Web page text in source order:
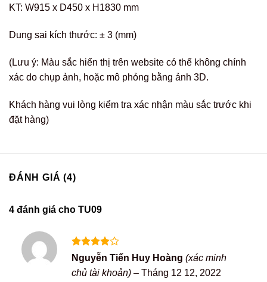
KT: W915 x D450 x H1830 mm
Dung sai kích thước: ± 3 (mm)
(Lưu ý: Màu sắc hiển thị trên website có thể không chính
xác do chụp ảnh, hoặc mô phỏng bằng ảnh 3D.
Khách hàng vui lòng kiểm tra xác nhận màu sắc trước khi
đặt hàng)
ĐÁNH GIÁ (4)
4 đánh giá cho TU09
Được
xếp hạng
45 sao
Nguyễn Tiến Huy Hoàng (xác minh
chủ tài khoản) – Tháng 12 12, 2022